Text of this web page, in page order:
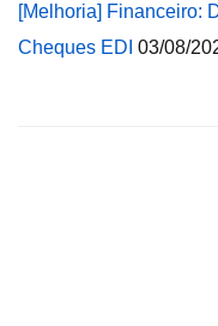
[Melhoria] Financeiro:
Cheques EDI 03/08/